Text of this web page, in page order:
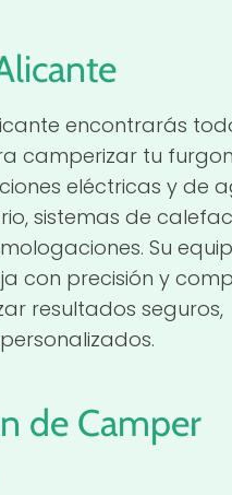
encontrarás
camperizar tu
eléctricas y de
sistemas de
Su
con precisión y
resultados seguros,
de Camper